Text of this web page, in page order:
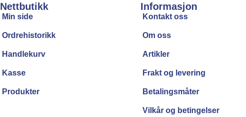
Nettbutikk
Min side
Ordrehistorikk
Handlekurv
Kasse
Produkter
Informasjon
Kontakt oss
Om oss
Artikler
Frakt og levering
Betalingsmåter
Vilkår og betingelser